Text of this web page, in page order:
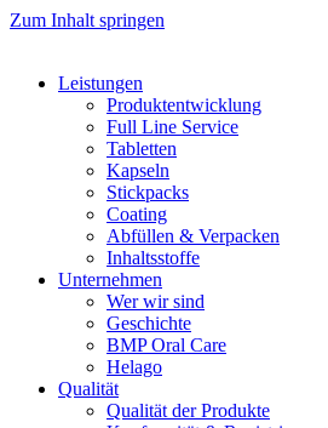
Zum Inhalt springen
Leistungen
Produktentwicklung
Full Line Service
Tabletten
Kapseln
Stickpacks
Coating
Abfüllen & Verpacken
Inhaltsstoffe
Unternehmen
Wer wir sind
Geschichte
BMP Oral Care
Helago
Qualität
Qualität der Produkte